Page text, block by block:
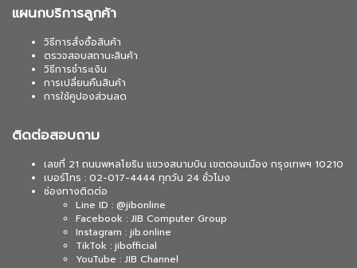
แผนกบริการลูกค้า
วิธีการสั่งซื้อสินค้า
ตรวจสอบสถานะสินค้า
วิธีการชำระเงิน
การเปลี่ยนคืนสินค้า
การใช้คูปองส่วนลด
ติดต่อสอบถาม
เลขที่ 21 ถนนพหลโยธิน แขวงสนามบิน เขตดอนเมือง กรุงเทพฯ 10210
เบอร์โทร : 02-017-4444 ทุกวัน 24 ชั่วโมง
ช่องทางติดต่อ
Line ID : @jibonline
Facebook : JIB Computer Group
Instagram : jib.online
TikTok : jibofficial
YouTube : JIB Channel